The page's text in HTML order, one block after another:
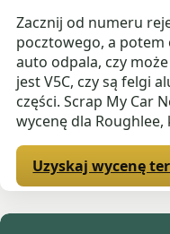
Zacznij od numeru
pocztowego, a potem
auto odpala, czy
jest V5C, czy są felgi
części. Scrap My Car
wycenę dla
Uzyskaj wycenę